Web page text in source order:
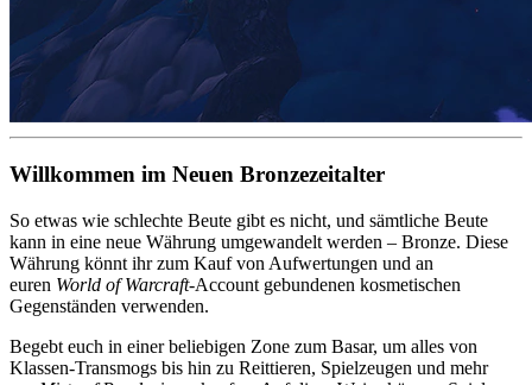
Willkommen im Neuen Bronzezeitalter
So etwas wie schlechte Beute gibt es nicht, und sämtliche Beute
kann in eine neue Währung umgewandelt werden – Bronze. Diese
Währung könnt ihr zum Kauf von Aufwertungen und an
euren World of Warcraft-Account gebundenen kosmetischen
Gegenständen verwenden.
Begebt euch in einer beliebigen Zone zum Basar, um alles von
Klassen-Transmogs bis hin zu Reittieren, Spielzeugen und mehr